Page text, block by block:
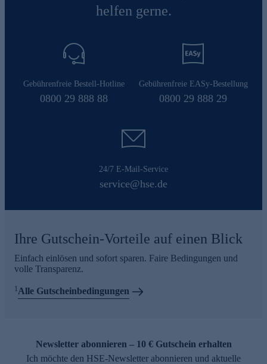
helfen gerne.
Gebührenfreie Bestell-Hotline
0800 29 888 88
Gebührenfreie EASy-Bestellung
0800 29 888 29
24/7 E-Mail-Service
service@hse.de
Ihre Gutschein-Vorteile auf einen Blick
Einfach einlösen und sofort sparen. Faire Bedingungen und
volle Transparenz.
1Alle Gutscheinbedingungen
Newsletter abonnieren – 10 € Gutschein erhalten
Ich möchte den HSE-Newsletter abonnieren und aktuelle